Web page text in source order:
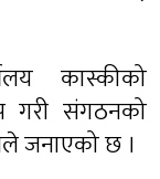
कास्कीको
गरी संगठनको
जनाएको छ ।